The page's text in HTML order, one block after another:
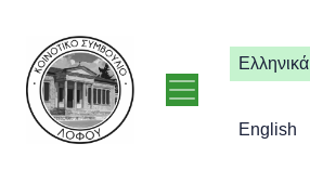
Ελληνικά
English